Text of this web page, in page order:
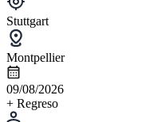
Stuttgart
Montpellier
09/08/2026
+ Regreso